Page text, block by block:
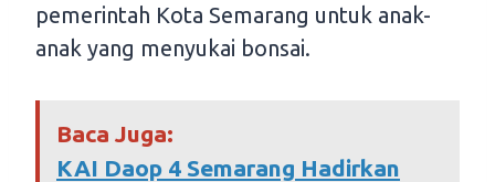
pemerintah Kota Semarang untuk anak-
anak yang menyukai bonsai.
Baca Juga:
KAI Daop 4 Semarang Hadirkan